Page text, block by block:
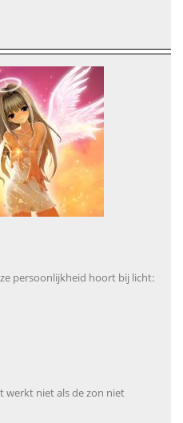
persoonlijkheid hoort bij licht:
werkt niet als de zon niet